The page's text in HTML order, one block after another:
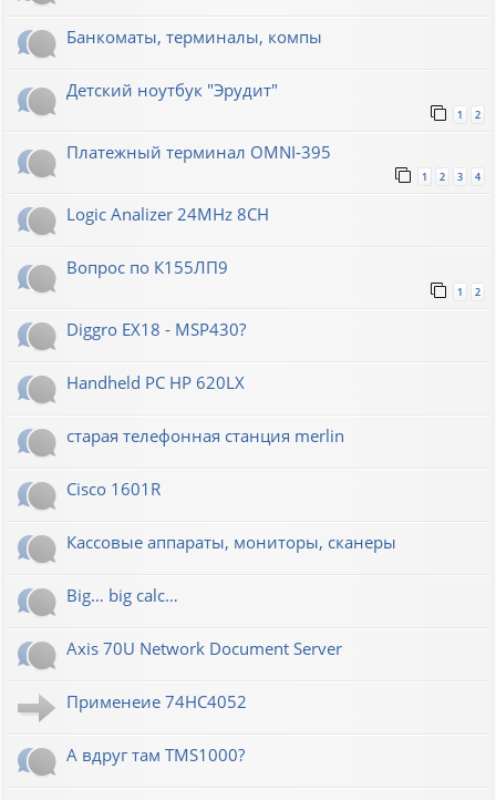
Банкоматы, терминалы, компы
Детский ноутбук "Эрудит"
1 2
Платежный терминал OMNI-395
1 2 3 4
Logic Analizer 24MHz 8CH
Вопрос по К155ЛП9
1 2
Diggro EX18 - MSP430?
Handheld PC HP 620LX
старая телефонная станция merlin
Cisco 1601R
Кассовые аппараты, мониторы, сканеры
Big… big calc…
Axis 70U Network Document Server
Применеие 74HC4052
А вдруг там TMS1000?